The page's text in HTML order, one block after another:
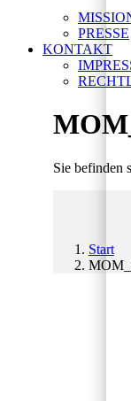
PRESSE
KONTAKT
Sie befinden
Start